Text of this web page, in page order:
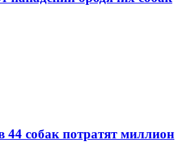
собак потратят миллион